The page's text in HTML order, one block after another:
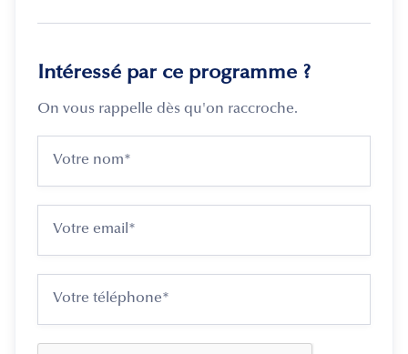
Intéressé par ce programme ?
On vous rappelle dès qu'on raccroche.